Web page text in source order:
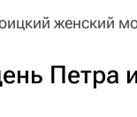
женский
Петра